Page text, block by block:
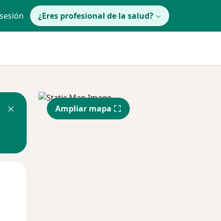
¿Eres profesional de la salud?
Ampliar mapa